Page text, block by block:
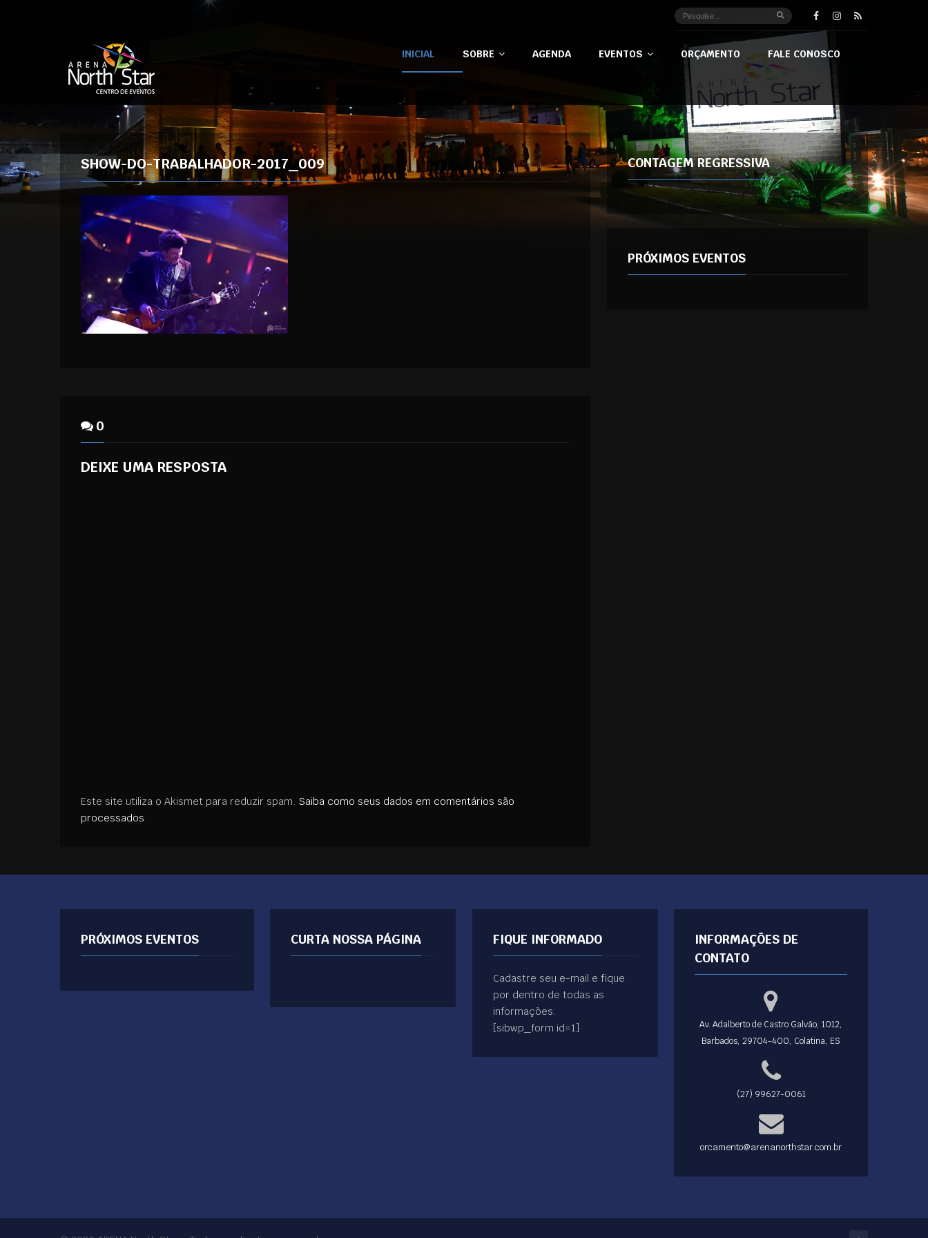
INICIAL SOBRE AGENDA EVENTOS ORÇAMENTO FALE CONOSCO
SHOW-DO-TRABALHADOR-2017_009
0
DEIXE UMA RESPOSTA
Este site utiliza o Akismet para reduzir spam. Saiba como seus dados em comentários são
processados.
CONTAGEM REGRESSIVA
PRÓXIMOS EVENTOS
PRÓXIMOS EVENTOS CURTA NOSSA PÁGINA FIQUE INFORMADO
Cadastre seu e-mail e fique
por dentro de todas as
informações.
[sibwp_form id=1]
INFORMAÇÕES DE
CONTATO
Av. Adalberto de Castro Galvão, 1012,
Barbados, 29704-400, Colatina, ES
(27) 99627-0061
orcamento@arenanorthstar.com.br